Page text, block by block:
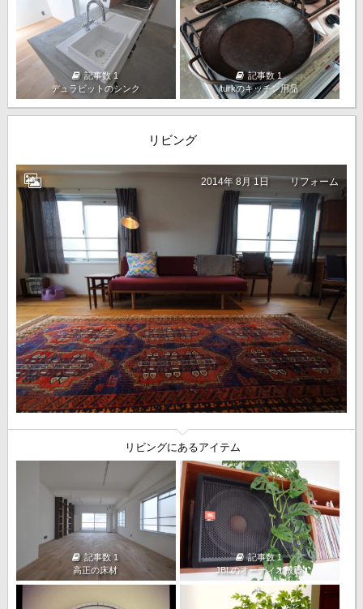
記事数 1
デュラビットのシンク
記事数 1
turkのキッチン用品
リビング
2014年 8月 1日 リフォーム
リビングにあるアイテム
記事数 1
高正の床材
記事数 1
JBLのオーディオ機器